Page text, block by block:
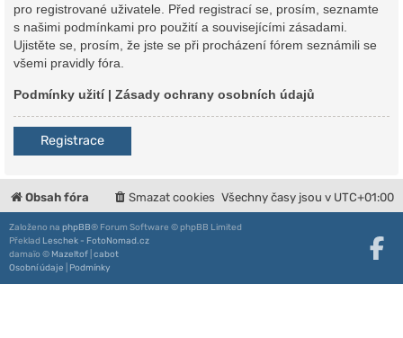
pro registrované uživatele. Před registrací se, prosím, seznamte
s našimi podmínkami pro použití a souvisejícími zásadami.
Ujistěte se, prosím, že jste se při procházení fórem seznámili se
všemi pravidly fóra.
Podmínky užití| Zásady ochrany osobních údajů
Registrace
Obsah fóra Všechny časy jsou v UTC+01:00
Smazat cookies
Založeno na phpBB® Forum Software © phpBB Limited
Překlad Leschek - FotoNomad.cz
damaïo © Mazeltof cabot
Osobní údaje
Podmínky